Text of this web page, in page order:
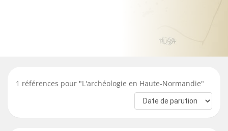
1 références pour "L'archéologie en Haute-Normandie"